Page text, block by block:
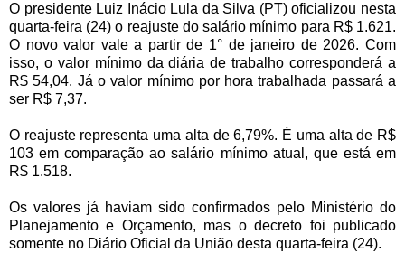
O presidente Luiz Inácio Lula da Silva (PT) oficializou nesta
quarta-feira (24) o reajuste do salário mínimo para R$ 1.621.
O novo valor vale a partir de 1° de janeiro de 2026. Com
isso, o valor mínimo da diária de trabalho corresponderá a
R$ 54,04. Já o valor mínimo por hora trabalhada passará a
ser R$ 7,37.
O reajuste representa uma alta de 6,79%. É uma alta de R$
103 em comparação ao salário mínimo atual, que está em
R$ 1.518.
Os valores já haviam sido confirmados pelo Ministério do
Planejamento e Orçamento, mas o decreto foi publicado
somente no Diário Oficial da União desta quarta-feira (24).